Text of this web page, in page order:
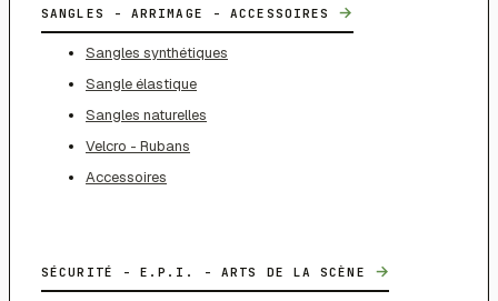
SANGLES - ARRIMAGE - ACCESSOIRES →
Sangles synthétiques
Sangle élastique
Sangles naturelles
Velcro - Rubans
Accessoires
SÉCURITÉ - E.P.I. - ARTS DE LA SCÈNE →